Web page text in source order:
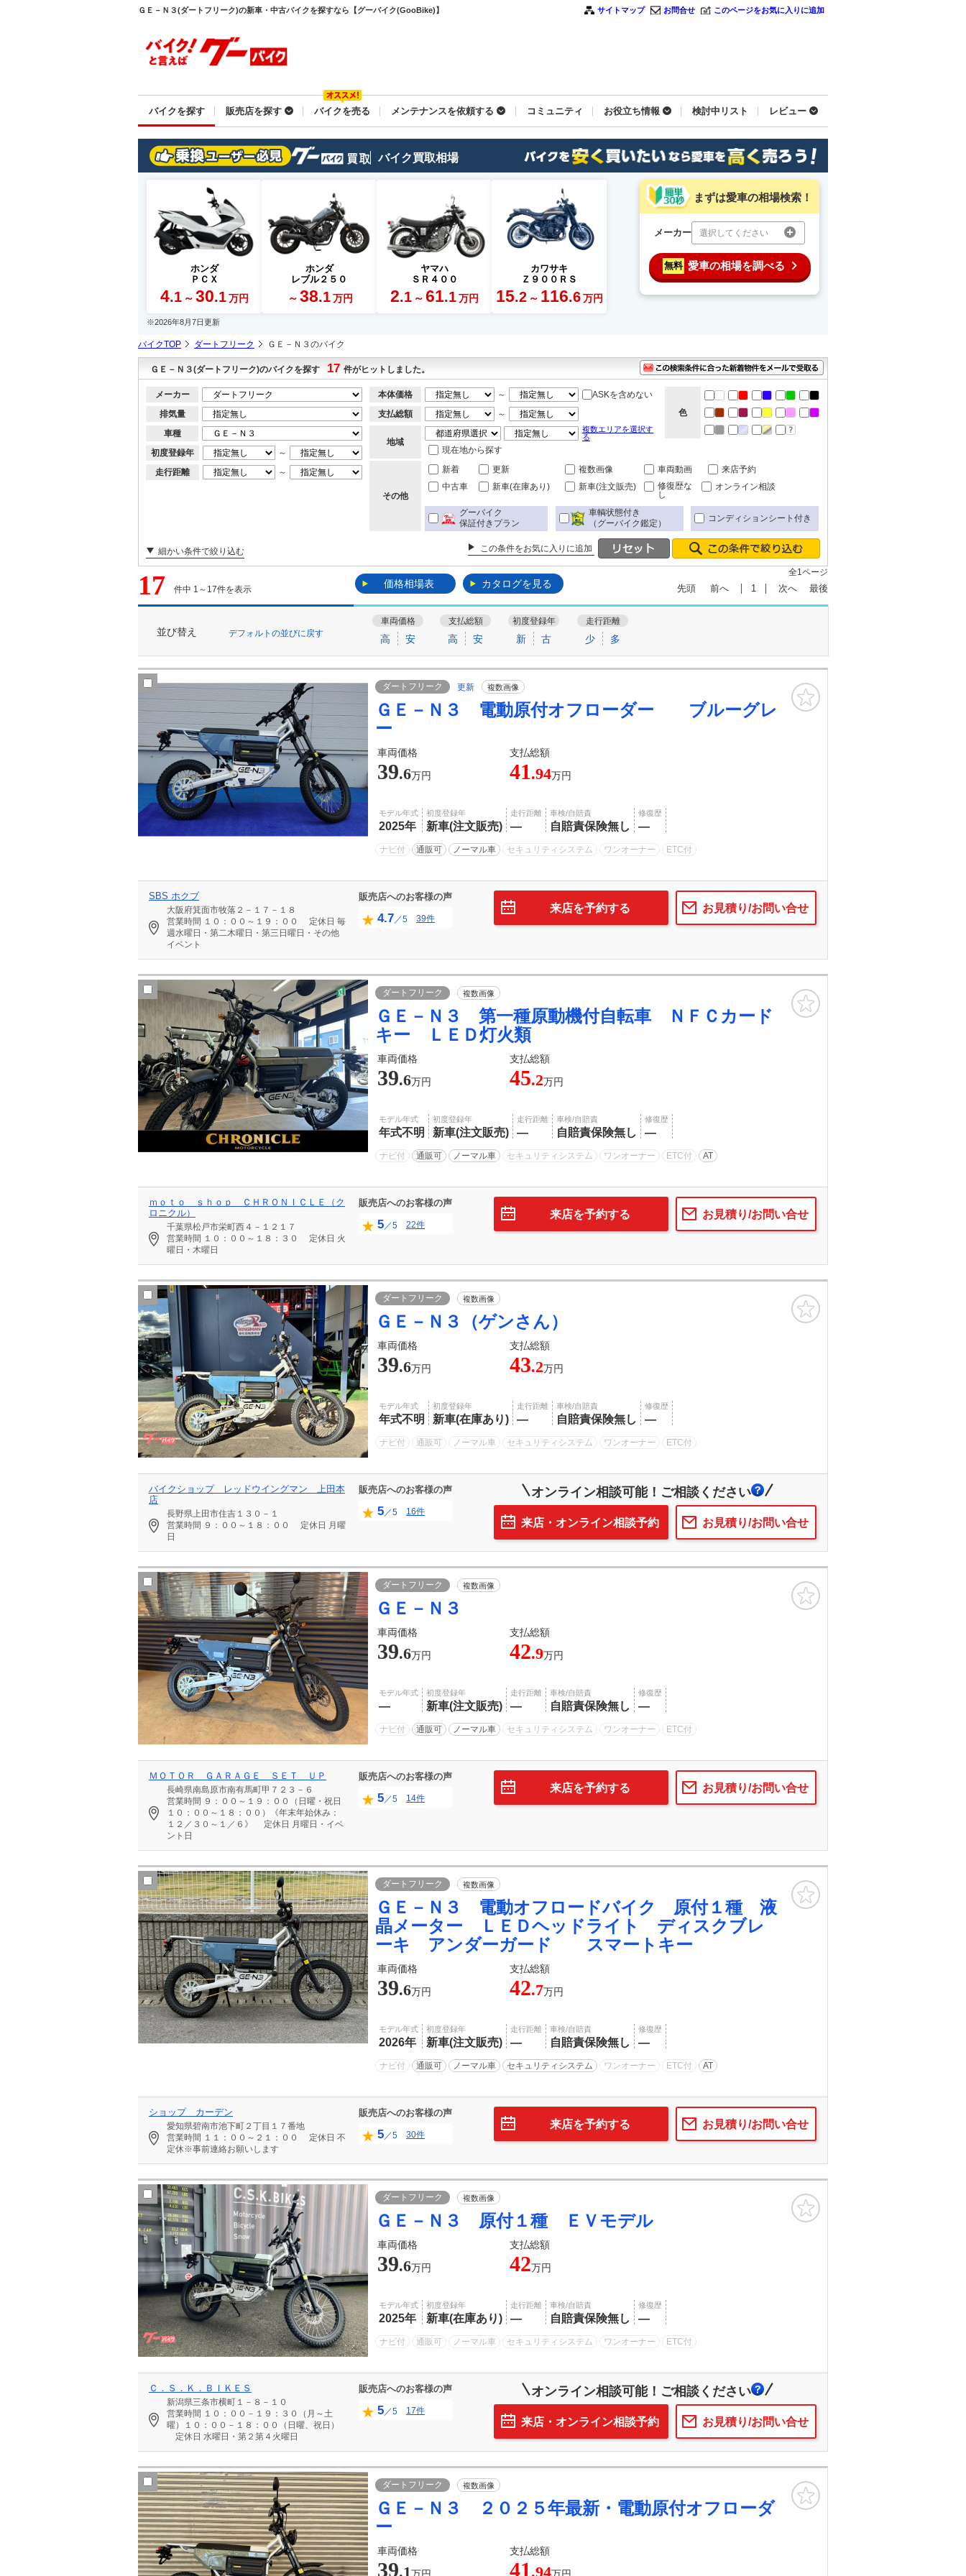
ＧＥ－Ｎ３(ダートフリーク)の新車・中古バイクを探すなら【グーバイク(GooBike)】 サイトマップ お問合せ このページをお気に入りに追加
バイクを探す 販売店を探す バイクを売る メンテナンスを依頼する コミュニティ お役立ち情報 検討中リスト レビュー
バイク買取相場
ホンダ
ＰＣＸ
4.1 ～ 30.1 万円
ホンダ
レブル２５０
～ 38.1 万円
ヤマハ
ＳＲ４００
2.1 ～ 61.1 万円
カワサキ
Ｚ９００ＲＳ
15.2 ～ 116.6 万円
まずは愛車の相場検索！
メーカー 選択してください
無料 愛車の相場を調べる
※2026年8月7日更新
バイクTOP ダートフリーク ＧＥ－Ｎ３のバイク
ＧＥ－Ｎ３(ダートフリーク)のバイクを探す 17 件がヒットしました。
メーカー
排気量
車種
初度登録年
～
走行距離
～
本体価格 ～
ASKを含めない
支払総額
～
地域
複数エリアを選択す
る
現在地から探す
色
その他
新着 更新 複数画像 車両動画
来店予約
中古車
新車(在庫あり) 新車(注文販売)
修復歴な
し
オンライン相談
グーバイク
保証付きプラン
車輌状態付き
（グーバイク鑑定）
コンディションシート付き
細かい条件で絞り込む この条件をお気に入りに追加
17 件中 1～17件を表示 価格相場表 カタログを見る
全1ページ
先頭 前へ 1 次へ 最後
並び替え デフォルトの並びに戻す
車両価格
高 安
支払総額
高 安
初度登録年
新 古
走行距離
少 多
ダートフリーク 更新 複数画像
ＧＥ－Ｎ３ 電動原付オフローダー ブルーグレ
ー
車両価格 支払総額
39.6万円 41.94万円
モデル年式
2025年
初度登録年
新車(注文販売)
走行距離
―
車検/自賠責
自賠責保険無し
修復歴
―
ナビ付 通販可 ノーマル車 セキュリティシステム ワンオーナー ETC付
SBS ホクブ
大阪府箕面市牧落２－１７－１８
営業時間 １０：００～１９：００ 定休日 毎
週水曜日・第二木曜日・第三日曜日・その他
イベント
販売店へのお客様の声
4.7／5 39件
お見積り/お問い合せ
来店を予約する
ダートフリーク 複数画像
ＧＥ－Ｎ３ 第一種原動機付自転車 ＮＦＣカード
キー ＬＥＤ灯火類
車両価格 支払総額
39.6万円 45.2万円
モデル年式
年式不明
初度登録年
新車(注文販売)
走行距離
―
車検/自賠責
自賠責保険無し
修復歴
―
ナビ付 通販可 ノーマル車 セキュリティシステム ワンオーナー ETC付 AT
ｍｏｔｏ ｓｈｏｐ ＣＨＲＯＮＩＣＬＥ（ク
ロニクル）
千葉県松戸市栄町西４－１２１７
営業時間 １０：００～１８：３０ 定休日 火
曜日・木曜日
販売店へのお客様の声
5／5 22件
お見積り/お問い合せ
来店を予約する
ダートフリーク 複数画像
ＧＥ－Ｎ３（ゲンさん）
車両価格 支払総額
39.6万円 43.2万円
モデル年式
年式不明
初度登録年
新車(在庫あり)
走行距離
―
車検/自賠責
自賠責保険無し
修復歴
―
ナビ付 通販可 ノーマル車 セキュリティシステム ワンオーナー ETC付
バイクショップ レッドウイングマン 上田本
店
長野県上田市住吉１３０－１
営業時間 ９：００～１８：００ 定休日 月曜
日
販売店へのお客様の声
5／5 16件
オンライン相談可能！ご相談ください
お見積り/お問い合せ
来店・オンライン相談予約
ダートフリーク 複数画像
ＧＥ－Ｎ３
車両価格 支払総額
39.6万円 42.9万円
モデル年式
―
初度登録年
新車(注文販売)
走行距離
―
車検/自賠責
自賠責保険無し
修復歴
―
ナビ付 通販可 ノーマル車 セキュリティシステム ワンオーナー ETC付
ＭＯＴＯＲ ＧＡＲＡＧＥ ＳＥＴ ＵＰ
長崎県南島原市南有馬町甲７２３－６
営業時間 ９：００～１９：００（日曜・祝日
１０：００～１８：００）《年末年始休み：
１２／３０～１／６》
定休日 月曜日・イベ
ント日
販売店へのお客様の声
5／5 14件
お見積り/お問い合せ
来店を予約する
ダートフリーク 複数画像
ＧＥ－Ｎ３ 電動オフロードバイク 原付１種 液
晶メーター ＬＥＤヘッドライト ディスクブレ
ーキ アンダーガード スマートキー
車両価格 支払総額
39.6万円 42.7万円
モデル年式
2026年
初度登録年
新車(注文販売)
走行距離
―
車検/自賠責
自賠責保険無し
修復歴
―
ナビ付 通販可 ノーマル車 セキュリティシステム ワンオーナー ETC付 AT
ショップ カーデン
愛知県碧南市池下町２丁目１７番地
営業時間 １１：００～２１：００ 定休日 不
定休※事前連絡お願いします
販売店へのお客様の声
5／5 30件
お見積り/お問い合せ
来店を予約する
ダートフリーク 複数画像
ＧＥ－Ｎ３ 原付１種 ＥＶモデル
車両価格 支払総額
39.6万円 42万円
モデル年式
2025年
初度登録年
新車(在庫あり)
走行距離
―
車検/自賠責
自賠責保険無し
修復歴
―
ナビ付 通販可 ノーマル車 セキュリティシステム ワンオーナー ETC付
Ｃ．Ｓ．Ｋ．ＢＩＫＥＳ
新潟県三条市横町１－８－１０
営業時間 １０：００－１９：３０（月～土
曜）１０：００－１８：００（日曜、祝日）
定休日 水曜日・第２第４火曜日
販売店へのお客様の声
5／5 17件
オンライン相談可能！ご相談ください
お見積り/お問い合せ
来店・オンライン相談予約
ダートフリーク 複数画像
ＧＥ－Ｎ３ ２０２５年最新・電動原付オフローダ
ー
車両価格 支払総額
39.1 41 .94